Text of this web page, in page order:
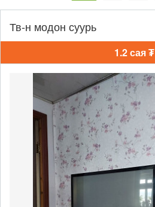
Тв-н модон суурь
1.2 сая ₮